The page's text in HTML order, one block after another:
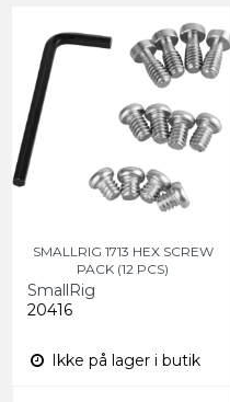
SMALLRIG 1713 HEX SCREW
PACK (12 PCS)
SmallRig
20416
Ikke på lager i butik